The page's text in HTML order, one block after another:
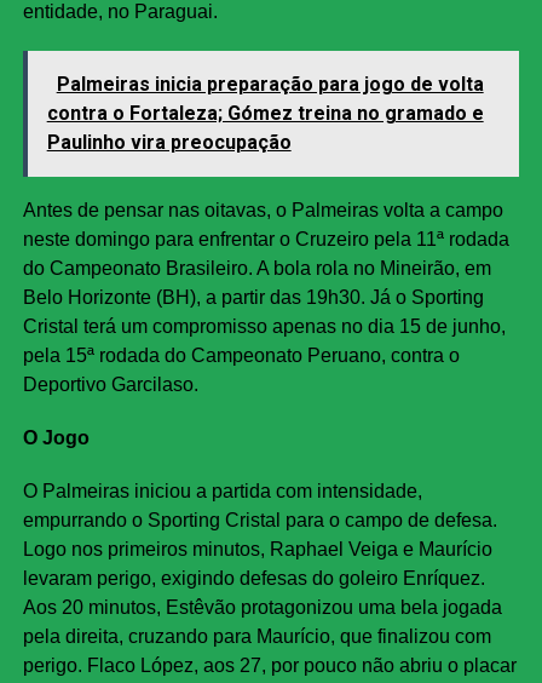
entidade, no Paraguai.
Palmeiras inicia preparação para jogo de volta
contra o Fortaleza; Gómez treina no gramado e
Paulinho vira preocupação
Antes de pensar nas oitavas, o Palmeiras volta a campo
neste domingo para enfrentar o Cruzeiro pela 11ª rodada
do Campeonato Brasileiro. A bola rola no Mineirão, em
Belo Horizonte (BH), a partir das 19h30. Já o Sporting
Cristal terá um compromisso apenas no dia 15 de junho,
pela 15ª rodada do Campeonato Peruano, contra o
Deportivo Garcilaso.
O Jogo
O Palmeiras iniciou a partida com intensidade,
empurrando o Sporting Cristal para o campo de defesa.
Logo nos primeiros minutos, Raphael Veiga e Maurício
levaram perigo, exigindo defesas do goleiro Enríquez.
Aos 20 minutos, Estêvão protagonizou uma bela jogada
pela direita, cruzando para Maurício, que finalizou com
perigo. Flaco López, aos 27, por pouco não abriu o placar